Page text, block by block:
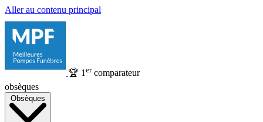
Aller au contenu principal
🏆 1 ercomparateur
obsèques
Obsèques